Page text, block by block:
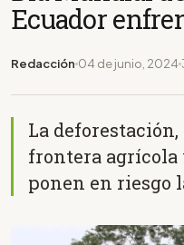
Ecuador
Redacción 04 de junio, 2024
La
frontera
ponen en riesgo